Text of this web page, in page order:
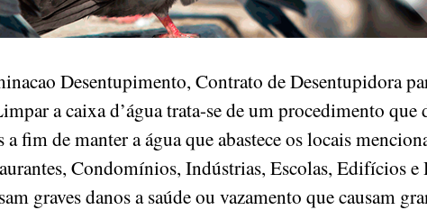
Desentupimento, Contrato de Desentupidora
a caixa d’água trata-se de um procedimento
a fim de manter a água que abastece os locais
Condomínios, Indústrias, Escolas, Edifícios
graves danos a saúde ou vazamento que causam